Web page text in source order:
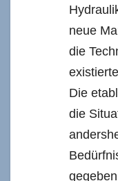
neue
die
Die
die